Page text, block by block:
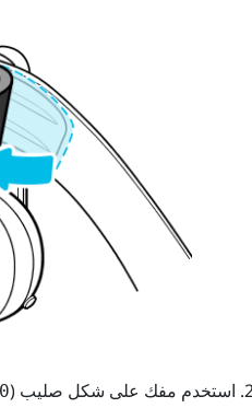
استخدم مفك على شكل صليب (